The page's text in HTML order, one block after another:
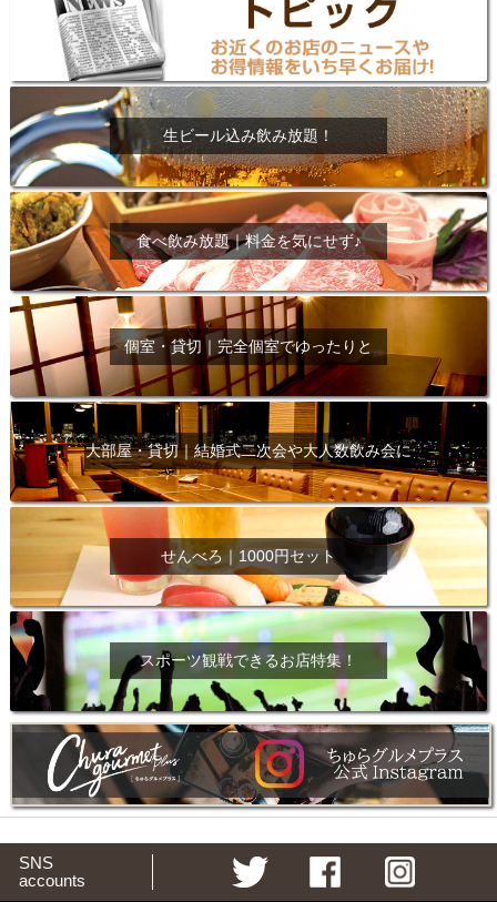
生ビール込み飲み放題！
食べ飲み放題｜料金を気にせず♪
個室・貸切｜完全個室でゆったりと
大部屋・貸切｜結婚式二次会や大人数飲み会に
せんべろ｜1000円セット
スポーツ観戦できるお店特集！
SNS
accounts